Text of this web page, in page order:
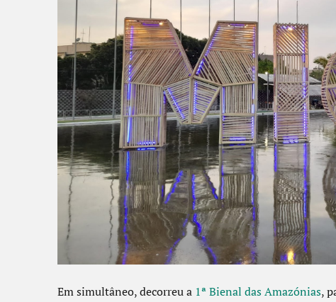
Em simultâneo, decorreu a 1ª Bienal das Amazónias,